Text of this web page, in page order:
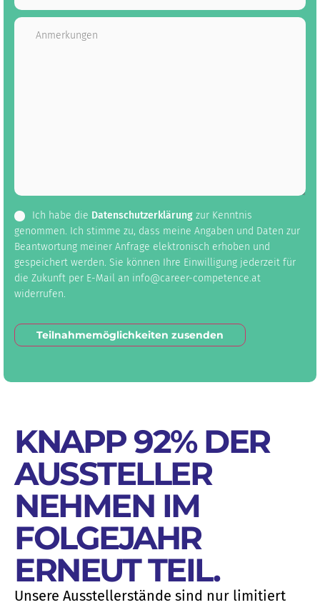
Datenschutz*
Ich habe die Datenschutzerklärung zur Kenntnis
genommen. Ich stimme zu, dass meine Angaben und Daten zur
Beantwortung meiner Anfrage elektronisch erhoben und
gespeichert werden. Sie können Ihre Einwilligung jederzeit für
die Zukunft per E-Mail an info@career-competence.at
widerrufen.
Teilnahmemöglichkeiten zusenden
KNAPP 92% DER
AUSSTELLER
NEHMEN IM
FOLGEJAHR
ERNEUT TEIL.
Unsere Ausstellerstände sind nur limitiert